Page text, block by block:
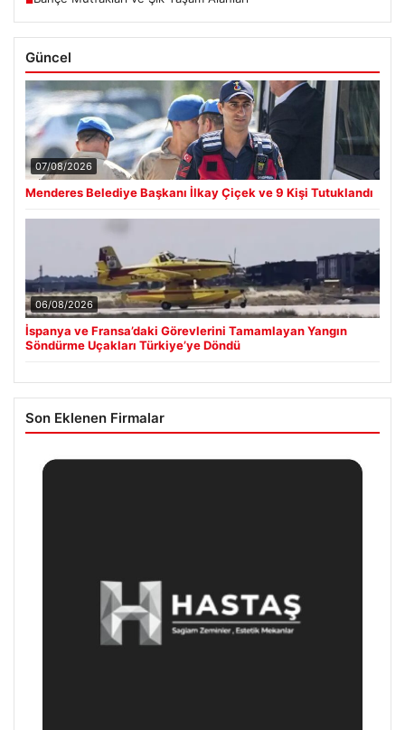
Güncel
07/08/2026
Menderes Belediye Başkanı İlkay Çiçek ve 9 Kişi Tutuklandı
06/08/2026
İspanya ve Fransa’daki Görevlerini Tamamlayan Yangın
Söndürme Uçakları Türkiye’ye Döndü
Son Eklenen Firmalar